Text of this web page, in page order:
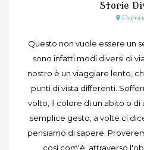
Storie
Questo non vuole essere un
sono infatti modi diversi di
nostro è un viaggiare lento,
punti di vista differenti.
volto, il colore di un abito o di
semplice gesto, a volte ci
pensiamo di sapere.
così com'è, attraverso